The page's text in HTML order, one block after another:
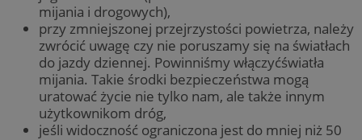
mijania i drogowych),
przy zmniejszonej przejrzystości powietrza, należy
zwrócić uwagę czy nie poruszamy się na światłach
do jazdy dziennej. Powinniśmy włączyćświatła
mijania. Takie środki bezpieczeństwa mogą
uratować życie nie tylko nam, ale także innym
użytkownikom dróg,
jeśli widoczność ograniczona jest do mniej niż 50